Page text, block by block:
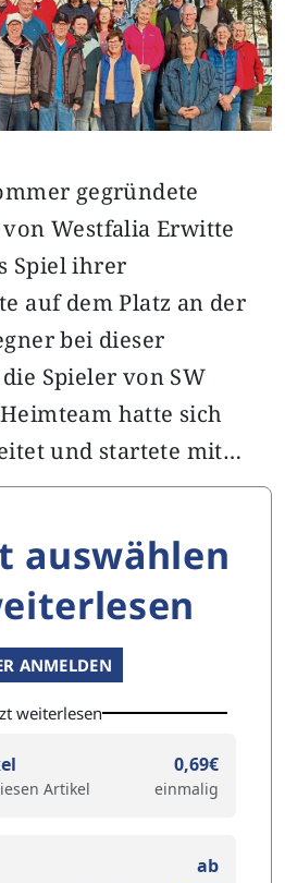
gegründete
Westfalia Erwitte
Spiel ihrer
auf dem Platz an der
bei dieser
Spieler von SW
hatte sich
und startete mit…
auswählen
ANMELDEN
weiterlesen
Artikel
0,69€
einmalig
ab